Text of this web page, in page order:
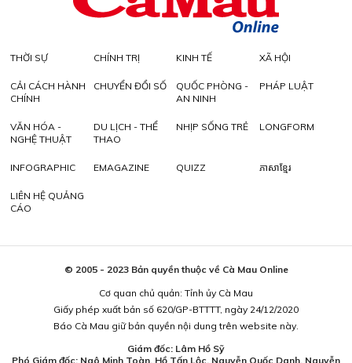
THỜI SỰ CHÍNH TRỊ KINH TẾ XÃ HỘI
CẢI CÁCH HÀNH
CHÍNH
CHUYỂN ĐỔI SỐ
QUỐC PHÒNG -
AN NINH
PHÁP LUẬT
VĂN HÓA -
NGHỆ THUẬT
DU LỊCH - THỂ
THAO
NHỊP SỐNG TRẺ LONGFORM
INFOGRAPHIC EMAGAZINE QUIZZ ភាសាខ្មែរ
LIÊN HỆ QUẢNG
CÁO
© 2005 - 2023 Bản quyền thuộc về Cà Mau Online
Cơ quan chủ quản: Tỉnh ủy Cà Mau
Giấy phép xuất bản số 620/GP-BTTTT, ngày 24/12/2020
Báo Cà Mau giữ bản quyền nội dung trên website này.
Giám đốc: Lâm Hồ Sỹ
Phó Giám đốc: Ngô Minh Toàn, Hồ Tấn Lộc, Nguyễn Quốc Danh, Nguyễn